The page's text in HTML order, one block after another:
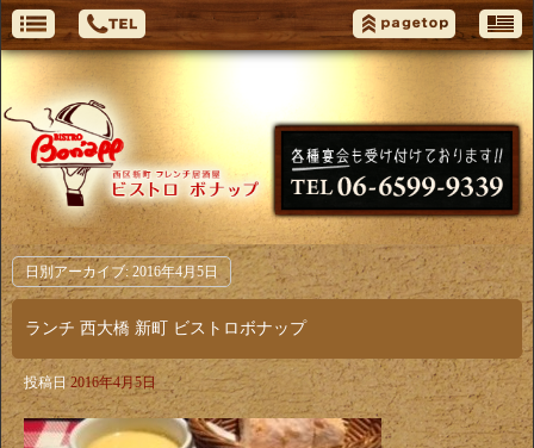
日別アーカイブ: 2016年4月5日
ランチ 西大橋 新町 ビストロボナップ
投稿日 2016年4月5日